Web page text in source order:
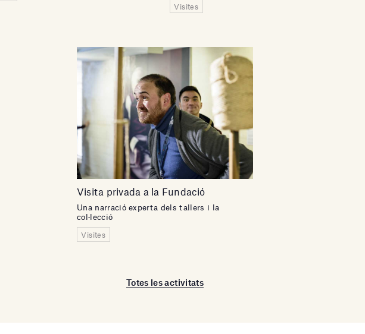
Visites
Visita privada a la Fundació
Una narració experta dels tallers i la
col·lecció
Visites
Totes les activitats